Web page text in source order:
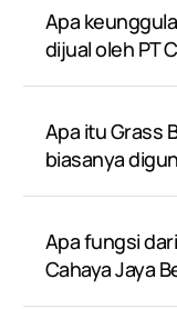
Apa
dijual oleh PT
Apa itu Grass
biasanya
Apa fungsi
Cahaya Jaya